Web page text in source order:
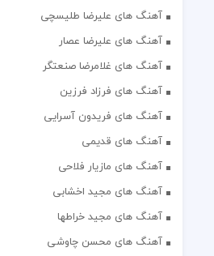
آهنگ های علیرضا طلیسچی
آهنگ های علیرضا عصار
آهنگ های غلامرضا صنعتگر
آهنگ های فرزاد فرزین
آهنگ های فریدون آسرایی
آهنگ های قدیمی
آهنگ های مازیار فلاحی
آهنگ های مجید اخشابی
آهنگ های مجید خراطها
آهنگ های محسن چاوشی